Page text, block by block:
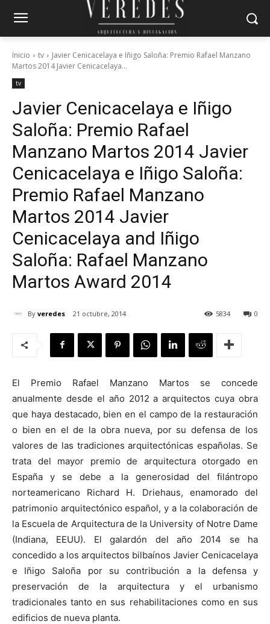
Inicio tv
Javier Cenicacelaya e Iñigo Saloña: Premio Rafael Manzano
Martos 2014 Javier Cenicacelaya...
tv
Javier Cenicacelaya e Iñigo
Saloña: Premio Rafael
Manzano Martos 2014 Javier
Cenicacelaya e Iñigo Saloña:
Premio Rafael Manzano
Martos 2014 Javier
Cenicacelaya and Iñigo
Saloña: Rafael Manzano
Martos Award 2014
By veredes 21 octubre, 2014 0
5834
El Premio Rafael Manzano Martos se concede
anualmente desde el año 2012 a arquitectos cuya obra
que haya destacado, bien en el campo de la restauración
o bien en el de la obra nueva, por su defensa de los
valores de las tradiciones arquitectónicas españolas. Se
trata del mayor premio de arquitectura otorgado en
España y se debe a la generosidad del filántropo
norteamericano Richard H. Driehaus, enamorado del
patrimonio arquitectónico español, y a la colaboración de
la Escuela de Arquitectura de la University of Notre Dame
(Indiana, EEUU). El galardón del año 2014 se ha
concedido a los arquitectos bilbaínos Javier Cenicacelaya
e Iñigo Saloña por su contribución a la defensa y
preservación de la arquitectura y el urbanismo
tradicionales tanto en sus rehabilitaciones como en sus
edificios de nueva planta.